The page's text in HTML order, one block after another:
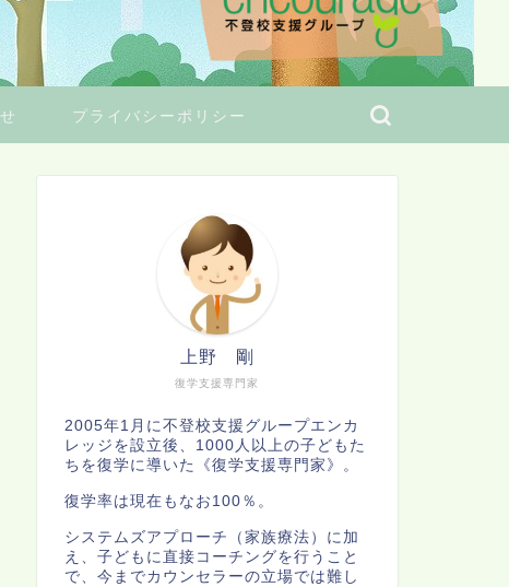
プライバシーポリシー
復学支援専門家
上野 剛
2005年1月に不登校支援グループエンカ
レッジを設立後、1000人以上の子どもた
ちを復学に導いた《復学支援専門家》。
復学率は現在もなお100％。
システムズアプローチ（家族療法）に加
え、子どもに直接コーチングを行うこと
で、今までカウンセラーの立場では難し